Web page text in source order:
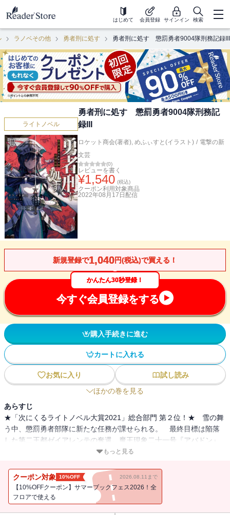
はじめて 会員登録 サインイン 検索
ラノベその他 勇者刑に処す 勇者刑に処す 懲罰勇者9004隊刑務記録III
ライトノベル
勇者刑に処す 懲罰勇者9004隊刑務記
録III
ロケット商会(著者), めふぃすと(イラスト) / 電撃の新
文芸
(0)
レビューを書く
¥1,540 (税込)
クーポン利用対象商品
2022年08月17日 配信
新規登録で1,040円(税込)で買える！
かんたん30秒登録！
今すぐ会員登録をする
購入手続きに進む
カートに入れる
お気に入り
試し読み
ほかの巻を見る
あらすじ
★「次にくるライトノベル大賞2021」総合部門 第２位！★ 雪の舞
う中、懲罰勇者部隊に新たな任務が課せられる。 最終目標は陥落
した第二王都ゼイアレンテの奪還。魔王現象二十一号『アバドン』
の支配下にある王都から進出してくる異形の軍勢を叩き、トゥジン
げられたのは、単独で先行してトゥジン・トゥーガ丘陵を占拠し野
戦築城にて拠点を確保するというもので・・・・・・。「――そう
だ。完全に、囮だな」 無謀な作戦に激怒するザイロたちの前に、
もっと見る
クーポン対象 10%OFF 2026.08.11まで
【10%OFFクーポン】サマーブックフェス2026！全
フロアで使える